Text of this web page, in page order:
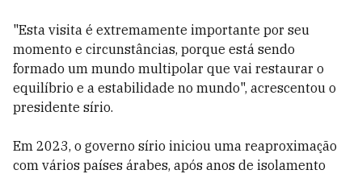
"Esta visita é extremamente importante por seu
momento e circunstâncias, porque está sendo
formado um mundo multipolar que vai restaurar o
equilíbrio e a estabilidade no mundo", acrescentou o
presidente sírio.
Em 2023, o governo sírio iniciou uma reaproximação
com vários países árabes, após anos de isolamento